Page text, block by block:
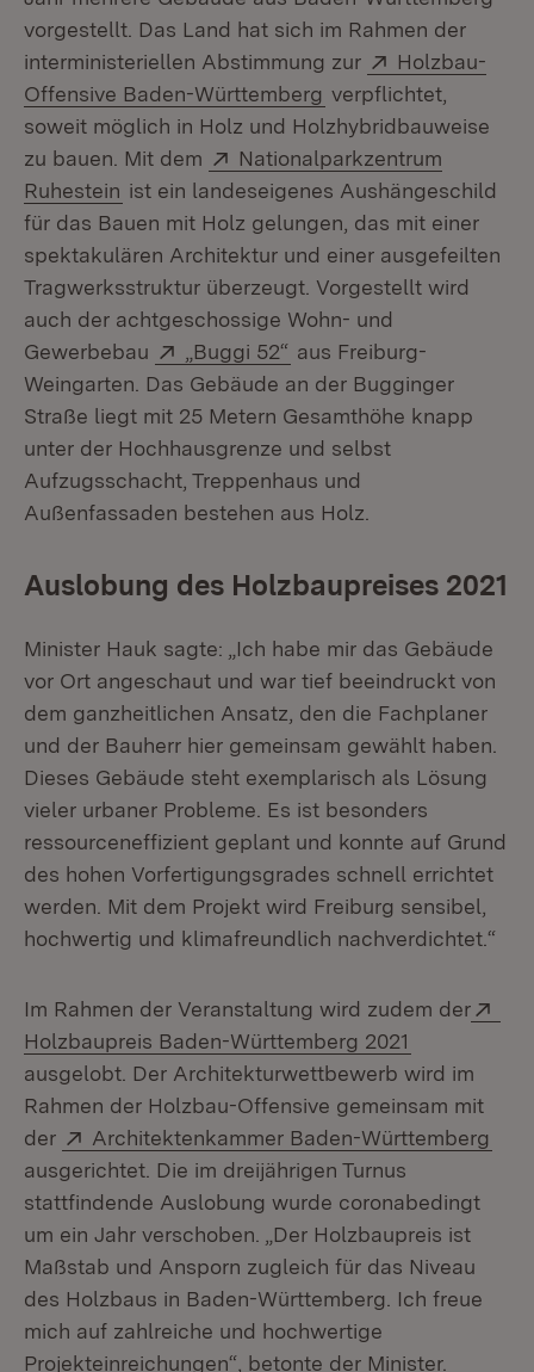
vorgestellt. Das Land hat sich im Rahmen der
interministeriellen Abstimmung zur
Extern:
Holzbau-
Offensive Baden-Württemberg (Öffnet in neuem
verpflichtet,
soweit möglich in Holz und Holzhybridbauweise
zu bauen. Mit dem
Extern:
Nationalparkzentrum
Ruhestein (Öffnet in neuem Fenster)
ist ein landeseigenes Aushängeschild
für das Bauen mit Holz gelungen, das mit einer
spektakulären Architektur und einer ausgefeilten
Tragwerksstruktur überzeugt. Vorgestellt wird
auch der achtgeschossige Wohn- und
Gewerbebau
Extern:
„Buggi 52“ (Öffnet in neuem
aus Freiburg-
Weingarten. Das Gebäude an der Bugginger
Straße liegt mit 25 Metern Gesamthöhe knapp
unter der Hochhausgrenze und selbst
Aufzugsschacht, Treppenhaus und
Außenfassaden bestehen aus Holz.
Auslobung des Holzbaupreises 2021
Minister Hauk sagte: „Ich habe mir das Gebäude
vor Ort angeschaut und war tief beeindruckt von
dem ganzheitlichen Ansatz, den die Fachplaner
und der Bauherr hier gemeinsam gewählt haben.
Dieses Gebäude steht exemplarisch als Lösung
vieler urbaner Probleme. Es ist besonders
ressourceneffizient geplant und konnte auf Grund
des hohen Vorfertigungsgrades schnell errichtet
werden. Mit dem Projekt wird Freiburg sensibel,
hochwertig und klimafreundlich nachverdichtet.“
Im Rahmen der Veranstaltung wird zudem der
Holzbaupreis Baden-Württemberg 2021
ausgelobt. Der Architekturwettbewerb wird im
Rahmen der Holzbau-Offensive gemeinsam mit
der
Extern:
Architektenkammer Baden-Württemberg
ausgerichtet. Die im dreijährigen Turnus
stattfindende Auslobung wurde coronabedingt
um ein Jahr verschoben. „Der Holzbaupreis ist
Maßstab und Ansporn zugleich für das Niveau
des Holzbaus in Baden-Württemberg. Ich freue
mich auf zahlreiche und hochwertige
Projekteinreichungen“, betonte der Minister.